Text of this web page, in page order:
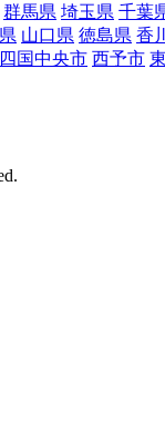
群馬県 埼玉県 千葉
山口県 徳島県 香
四国中央市 西予市